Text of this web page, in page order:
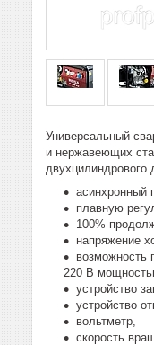
Универсальный
и нержавеющих
асинхронный
плавную
100%
напряжение
возможность
220 В
устройство
устройство
вольтметр,
скорость